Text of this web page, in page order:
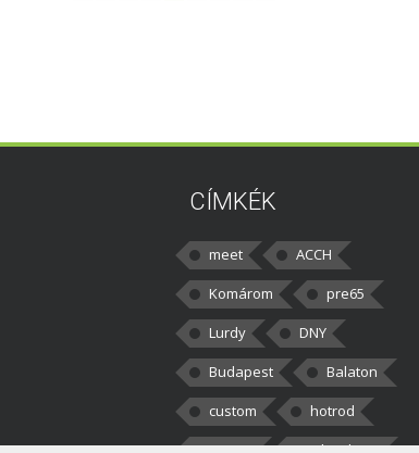
CÍMKÉK
meet
ACCH
Komárom
pre65
Lurdy
DNY
Budapest
Balaton
custom
hotrod